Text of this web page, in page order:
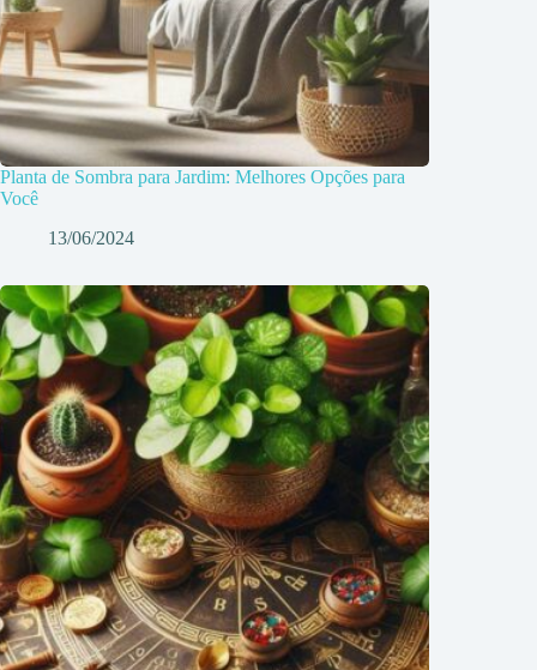
Planta de Sombra para Jardim: Melhores Opções para
Você
13/06/2024